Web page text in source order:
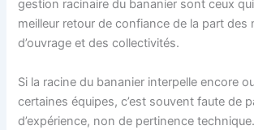
gestion racinaire du bananier sont ceux
meilleur retour de confiance de la part des
d’ouvrage et des collectivités.
Si la racine du bananier interpelle encore
certaines équipes, c’est souvent faute de
d’expérience, non de pertinence